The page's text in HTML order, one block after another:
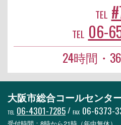
TEL
TEL 06-
24時間・
大阪市総合コールセンタ
TEL 06-4301-7285/ FAX 06-6373-